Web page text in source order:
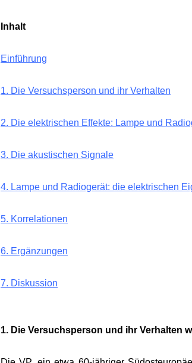
Inhalt
Einführung
1. Die Versuchsperson und ihr Verhalten
2. Die elektrischen Effekte: Lampe und
3. Die akustischen Signale
4. Lampe und Radiogerät: die elektrischen
5. Korrelationen
6. Ergänzungen
7. Diskussion
1. Die Versuchsperson und ihr Verhalten